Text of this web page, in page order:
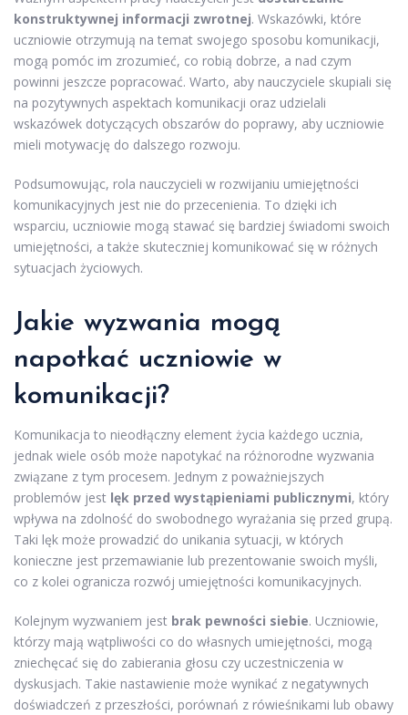
konstruktywnej informacji zwrotnej. Wskazówki, które
uczniowie otrzymują na temat swojego sposobu komunikacji,
mogą pomóc im zrozumieć, co robią dobrze, a nad czym
powinni jeszcze popracować. Warto, aby nauczyciele skupiali się
na pozytywnych aspektach komunikacji oraz udzielali
wskazówek dotyczących obszarów do poprawy, aby uczniowie
mieli motywację do dalszego rozwoju.
Podsumowując, rola nauczycieli w rozwijaniu umiejętności
komunikacyjnych jest nie do przecenienia. To dzięki ich
wsparciu, uczniowie mogą stawać się bardziej świadomi swoich
umiejętności, a także skuteczniej komunikować się w różnych
sytuacjach życiowych.
Jakie wyzwania mogą
napotkać uczniowie w
komunikacji?
Komunikacja to nieodłączny element życia każdego ucznia,
jednak wiele osób może napotykać na różnorodne wyzwania
związane z tym procesem. Jednym z poważniejszych
problemów jest lęk przed wystąpieniami publicznymi, który
wpływa na zdolność do swobodnego wyrażania się przed grupą.
Taki lęk może prowadzić do unikania sytuacji, w których
konieczne jest przemawianie lub prezentowanie swoich myśli,
co z kolei ogranicza rozwój umiejętności komunikacyjnych.
Kolejnym wyzwaniem jest brak pewności siebie. Uczniowie,
którzy mają wątpliwości co do własnych umiejętności, mogą
zniechęcać się do zabierania głosu czy uczestniczenia w
dyskusjach. Takie nastawienie może wynikać z negatywnych
doświadczeń z przeszłości, porównań z rówieśnikami lub obawy